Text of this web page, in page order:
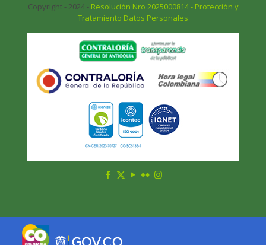
Copyright - 2024 - Resolución Nro 2025000814 - Protección y
Tratamiento Datos Personales